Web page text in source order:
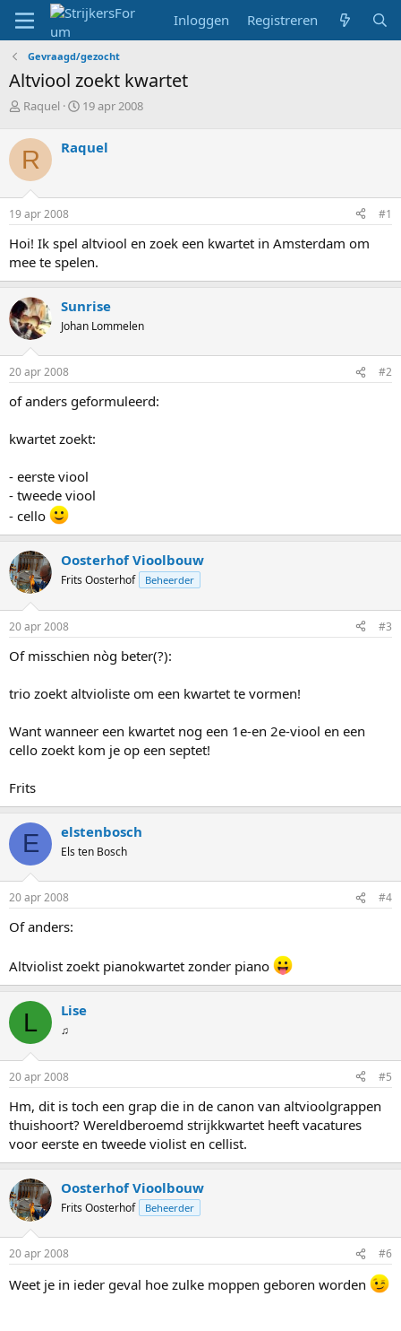
Inloggen Registreren
Gevraagd/gezocht
Altviool zoekt kwartet
T
p
i
c
s
t
a
t
e
r
Raquel
S
r
a
m
19 apr 2008
R Raquel
19 apr 2008 #1
Hoi! Ik spel altviool en zoek een kwartet in Amsterdam om
mee te spelen.
Sunrise
Johan Lommelen
20 apr 2008 #2
of anders geformuleerd:
kwartet zoekt:
- eerste viool
- tweede viool
- cello
Oosterhof Vioolbouw
Frits Oosterhof Beheerder
20 apr 2008 #3
Of misschien nòg beter(?):
trio zoekt altvioliste om een kwartet te vormen!
Want wanneer een kwartet nog een 1e-en 2e-viool en een
cello zoekt kom je op een septet!
Frits
E elstenbosch
Els ten Bosch
20 apr 2008 #4
Of anders:
Altviolist zoekt pianokwartet zonder piano
L Lise
♫
20 apr 2008 #5
Hm, dit is toch een grap die in de canon van altvioolgrappen
thuishoort? Wereldberoemd strijkkwartet heeft vacatures
voor eerste en tweede violist en cellist.
Oosterhof Vioolbouw
Frits Oosterhof Beheerder
20 apr 2008 #6
Weet je in ieder geval hoe zulke moppen geboren worden